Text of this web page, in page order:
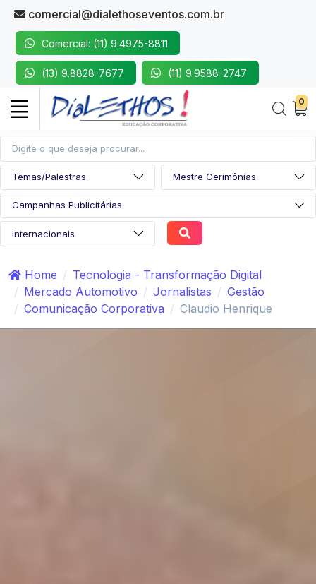
comercial@dialethoseventos.com.br
Comercial: (11) 9.4975-8811
(13) 9.8828-7677 (11) 9.9588-2747
0
Home
Tecnologia - Transformação Digital
Mercado Automotivo
Jornalistas
Gestão
Comunicação Corporativa
Claudio Henrique